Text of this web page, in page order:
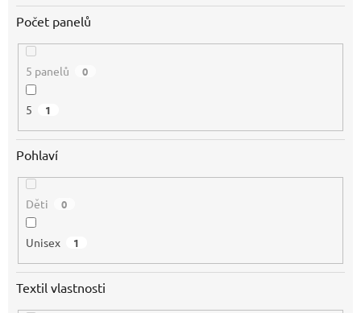
Počet panelů
5 panelů 0
5 1
Pohlaví
Děti 0
Unisex 1
Textil vlastnosti